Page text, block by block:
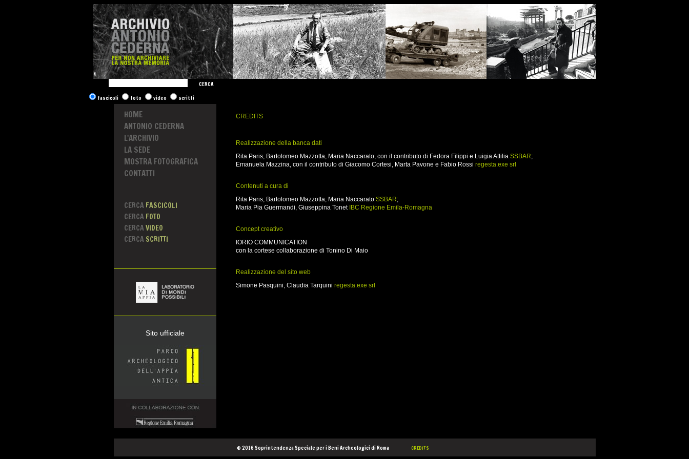
CERCA
fascicoli
foto video scritti
HOME
ANTONIO CEDERNA
L'ARCHIVIO
LA SEDE
MOSTRA FOTOGRAFICA
CONTATTI
CERCA FASCICOLI
CERCA FOTO
CERCAVIDEO
CERCA SCRITTI
Sito ufficiale
CREDITS
Realizzazione della banca dati
Rita Paris, Bartolomeo Mazzotta, Maria Naccarato, con il contributo di Fedora Filippi e Luigia Attilia SSBAR;
Emanuela Mazzina, con il contributo di Giacomo Cortesi, Marta Pavone e Fabio Rossi regesta.exe srl
Contenuti a cura di
Rita Paris, Bartolomeo Mazzotta, Maria Naccarato SSBAR;
Maria Pia Guermandi, Giuseppina Tonet IBC Regione Emila-Romagna
Concept creativo
IORIO COMMUNICATION
con la cortese collaborazione di Tonino Di Maio
Realizzazione del sito web
Simone Pasquini, Claudia Tarquini regesta.exe srl
® 2016 Soprintendenza Speciale per i Beni Archeologici di Roma CREDITS